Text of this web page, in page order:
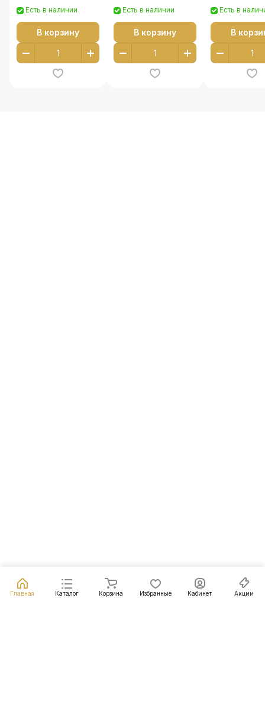
Есть в наличии
В корзину
Есть в наличии
В корзину
Есть в
В
Главная Каталог Корзина Избранные Кабинет Акции